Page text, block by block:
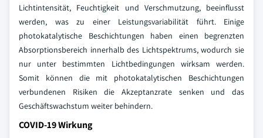
Lichtintensität, Feuchtigkeit und Verschmutzung, beeinflusst
werden, was zu einer Leistungsvariabilität führt. Einige
photokatalytische Beschichtungen haben einen begrenzten
Absorptionsbereich innerhalb des Lichtspektrums, wodurch sie
nur unter bestimmten Lichtbedingungen wirksam werden.
Somit können die mit photokatalytischen Beschichtungen
verbundenen Risiken die Akzeptanzrate senken und das
Geschäftswachstum weiter behindern.
COVID-19 Wirkung